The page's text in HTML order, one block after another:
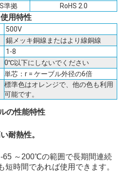
準拠
RoHS 2.0
使用特性
500V
錫メッキ銅線またはより線銅線
1-8
0℃以下にしないでください
単芯：r = ケーブル外径の6倍
標準色はオレンジで、他の色も利用
可能です。
の性能特性
耐熱性。
65 ～200℃の範囲で長期間連続
時間であれば使用できます。